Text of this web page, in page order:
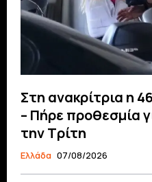
Στη ανακρίτρια η
– Πήρε προθεσμία
την Τρίτη
Ελλάδα 07/08/2026